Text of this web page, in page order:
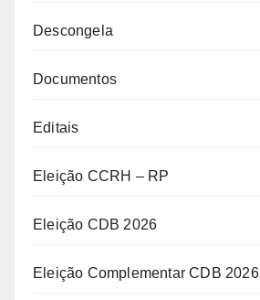
Descongela
Documentos
Editais
Eleição CCRH – RP
Eleição CDB 2026
Eleição Complementar CDB 2026